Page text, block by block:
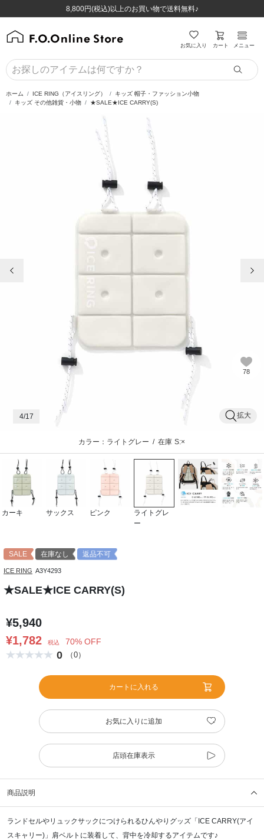
8,800円(税込)以上のお買い物で送料無料♪
ほぼ全品半額！！8/12(水)お昼12:59まで！！
8,800円(税込)以上のお買い物で送料無料♪
ほぼ全品半額！！8/12(水)お昼12:59まで！！
お気に入り カート メニュー
ホーム ICE RING（アイスリング）
キッズ 帽子・ファッション小物
キッズ その他雑貨・小物
★SALE★ICE CARRY(S)
78
拡大
4/17
カラー：ライトグレー / 在庫 S:×
カーキ サックス ピンク
ライトグレ
ー
SALE 在庫なし 返品不可
ICE RING A3Y4293
★SALE★ICE CARRY(S)
¥5,940
¥1,782
税込 70% OFF
0 （0）
カートに入れる
お気に入りに追加
店頭在庫表示
商品説明
ランドセルやリュックサックにつけられるひんやりグッズ「ICE CARRY(アイ
スキャリー)」肩ベルトに装着して、背中を冷却するアイテムです♪